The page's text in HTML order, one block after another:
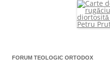
FORUM TEOLOGIC ORTODOX